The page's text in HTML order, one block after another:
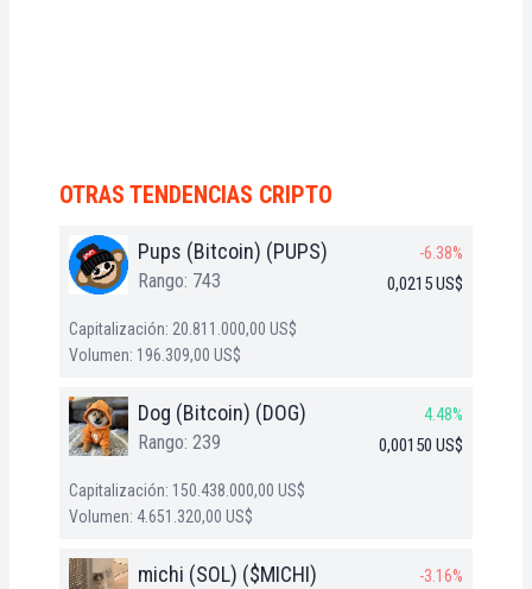
OTRAS TENDENCIAS CRIPTO
Pups (Bitcoin) (PUPS)
Rango: 743
-6.38%
0,0215 US$
Capitalización: 20.811.000,00 US$
Volumen: 196.309,00 US$
Dog (Bitcoin) (DOG)
Rango: 239
4.48%
0,00150 US$
Capitalización: 150.438.000,00 US$
Volumen: 4.651.320,00 US$
michi (SOL) ($MICHI) -3.16%